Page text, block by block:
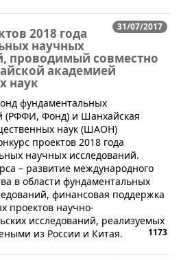
31/07/2017
2018 года
научных
проводимый совместно
академией
наук
фундаментальных
(РФФИ, Фонд) и Шанхайская
наук (ШАОН)
проектов 2018 года
научных исследований.
– развитие международного
в области фундаментальных
финансовая поддержка
проектов научно-
исследований, реализуемых
из России и Китая.
1173